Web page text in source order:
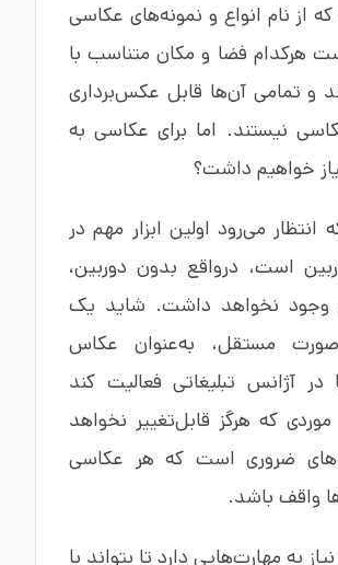
از نام انواع و نمونه‌های عکاسی
فضا و مکان متناسب با
و تمامی آن‌ها قابل عکس‌برداری
نیستند. اما برای عکاسی به
خواهیم داشت؟
انتظار می‌رود اولین ابزار مهم در
است، درواقع بدون دوربین،
نخواهد داشت. شاید یک
مستقل، به‌عنوان عکاس
در آژانس تبلیغاتی فعالیت کند
که هرگز قابل‌تغییر نخواهد
ضروری است که هر عکاسی
واقف باشد.
به مهارت‌هایی دارد تا بتواند با